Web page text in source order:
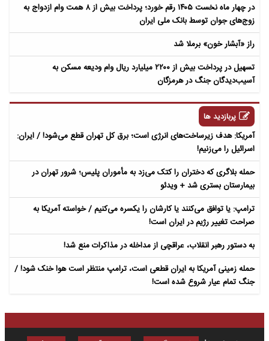
در چهار ماه نخست ۱۴۰۵ رقم خورد؛ پرداخت بیش از ۸ همت وام ازدواج به
زوج‌های جوان توسط بانک ملی ایران
راز «آبشار خون» برملا شد
تسهیل در پرداخت بیش از ۲۲۰۰ میلیارد ریال وام ودیعه مسکن به
آسیب‌دیدگان جنگ در هرمزگان
پربازدید ها
آمریکا: هدف زیرساخت‌های انرژی است؛ برق کل تهران قطع می‌شود! / ایران:
اسرائیل را می‌زنیم!
حمله بلاگری که دختران را کتک می‌زد به مأموران پلیس؛ شرور تهران در
بیمارستان بستری شد + ویدئو
ترامپ: یا توافق می‌کنند یا کارشان را یکسره می‌کنیم / خواسته آمریکا به
صراحت تغییر رژیم در ایران است!
به دستور رهبر انقلاب، عراقچی از مداخله در مذاکرات منع شد!
حمله زمینی آمریکا به ایران قطعی است، ترامپ منتظر است هوا خنک شود! /
جنگ تمام عیار شروع شده است!